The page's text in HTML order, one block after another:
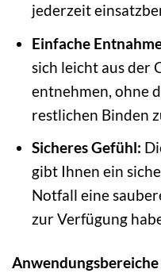
jederzeit
Einfache
sich leicht aus der
entnehmen, ohne
restlichen Binden
Sicheres Gefühl:
gibt Ihnen ein
Notfall eine
zur Verfügung